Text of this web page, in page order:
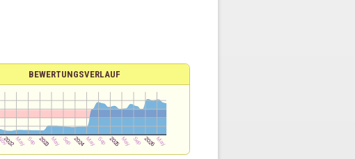
BEWERTUNGSVERLAUF